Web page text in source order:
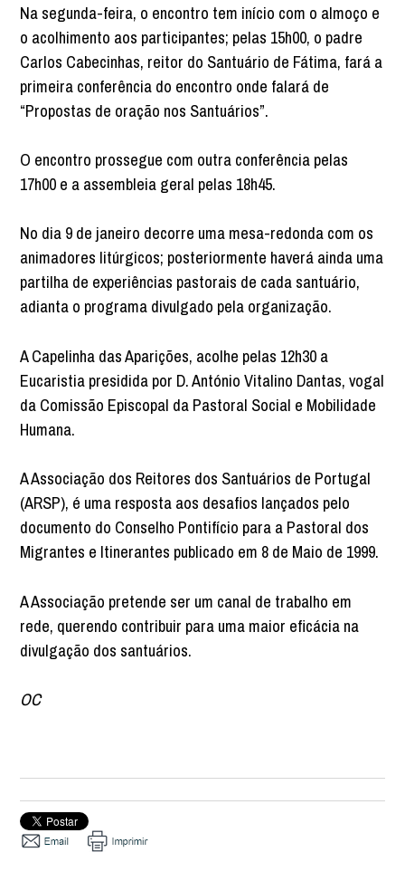
Na segunda-feira, o encontro tem início com o almoço e
o acolhimento aos participantes; pelas 15h00, o padre
Carlos Cabecinhas, reitor do Santuário de Fátima, fará a
primeira conferência do encontro onde falará de
“Propostas de oração nos Santuários”.
O encontro prossegue com outra conferência pelas
17h00 e a assembleia geral pelas 18h45.
No dia 9 de janeiro decorre uma mesa-redonda com os
animadores litúrgicos; posteriormente haverá ainda uma
partilha de experiências pastorais de cada santuário,
adianta o programa divulgado pela organização.
A Capelinha das Aparições, acolhe pelas 12h30 a
Eucaristia presidida por D. António Vitalino Dantas, vogal
da Comissão Episcopal da Pastoral Social e Mobilidade
Humana.
A Associação dos Reitores dos Santuários de Portugal
(ARSP), é uma resposta aos desafios lançados pelo
documento do Conselho Pontifício para a Pastoral dos
Migrantes e Itinerantes publicado em 8 de Maio de 1999.
A Associação pretende ser um canal de trabalho em
rede, querendo contribuir para uma maior eficácia na
divulgação dos santuários.
OC